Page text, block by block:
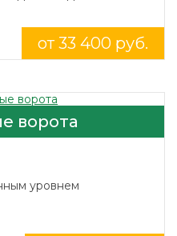
от 33 400 руб.
ворота
уровнем